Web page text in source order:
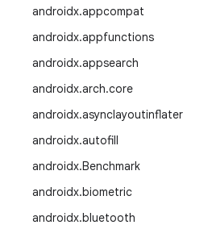
androidx.appcompat
androidx.appfunctions
androidx.appsearch
androidx.arch.core
androidx.asynclayoutinflater
androidx.autofill
androidx.Benchmark
androidx.biometric
androidx.bluetooth